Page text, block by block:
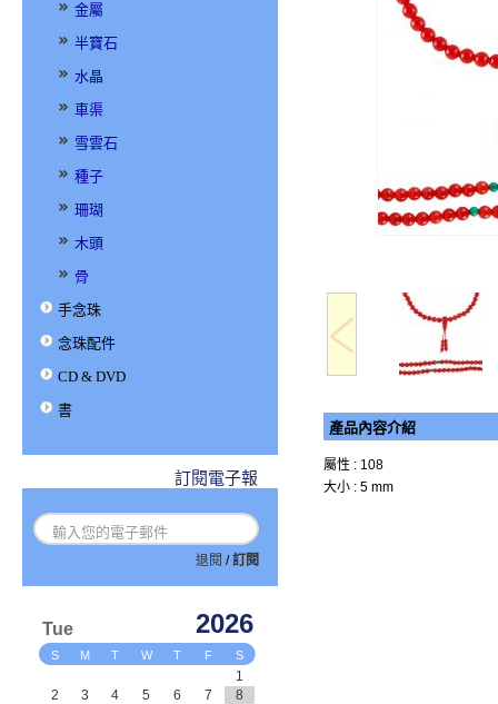
金屬
半寶石
水晶
車渠
雪雲石
種子
珊瑚
木頭
骨
手念珠
念珠配件
CD & DVD
書
訂閱電子報
退閱 /訂閱
Tue 2026
S M T W T F S
1
2
3 4 5 6 7
8
產品內容介紹
屬性 : 108
大小 : 5 mm